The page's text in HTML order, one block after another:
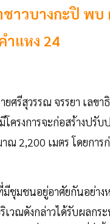
าวบางกะปิ พบ
ำแหง 24
ศรีสุวรรณ จรรยา เลข
โครงการจะก่อสร้างป
ณ 2,200 เมตร โดยกา
ชุมชนอยู่อาศัยกันอย่า
วณดังกล่าวได้รับผลกร